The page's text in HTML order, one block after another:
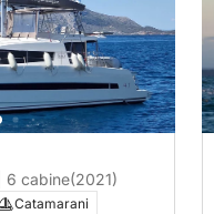
6 cabine(2021)
Catamarani